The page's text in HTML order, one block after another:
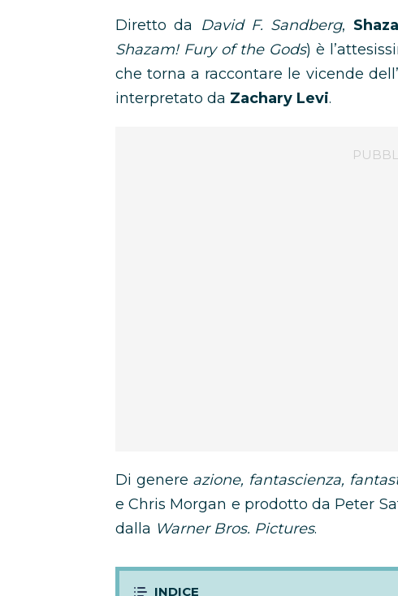
Diretto da David F. Sandberg,
Shazam! Fury of the Gods) è
che torna a raccontare le vicende
interpretato da Zachary Levi.
Di genere azione, fantascienza,
e Chris Morgan e prodotto da Peter
dalla Warner Bros. Pictures.